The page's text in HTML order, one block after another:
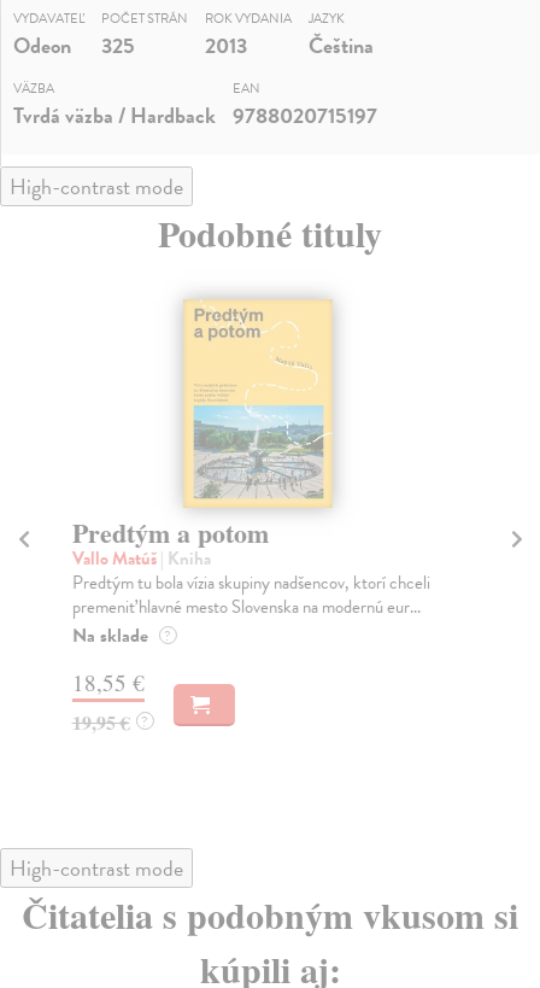
VYDAVATEĽ
Odeon
POČET STRÁN
325
ROK VYDANIA
2013
JAZYK
Čeština
VÄZBA
Tvrdá väzba / Hardback
EAN
9788020715197
High-contrast mode
Podobné tituly
Predtým a potom
Vallo Matúš| Kniha
Predtým tu bola vízia skupiny nadšencov, ktorí chceli
premeniť hlavné mesto Slovenska na modernú eur...
Na sklade ?
18,55 €
19,95 € ?
High-contrast mode
Čitatelia s podobným vkusom si
kúpili aj: